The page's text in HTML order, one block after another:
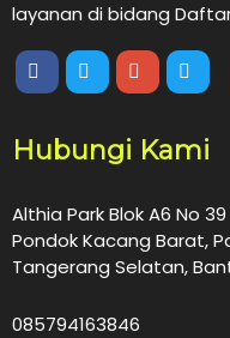
layanan di bidang
Hubungi Kami
Althia Park Blok A6 No
Pondok Kacang Barat,
Tangerang Selatan,
085794163846